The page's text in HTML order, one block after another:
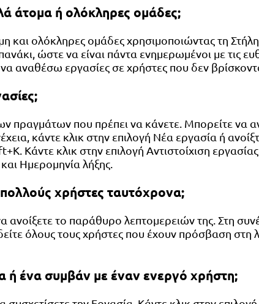
άτομα ή ολόκληρες ομάδες;
ολόκληρες ομάδες χρησιμοποιώντας τη
ώστε να είναι πάντα ενημερωμένοι με τις
αναθέσω εργασίες σε χρήστες που δεν
πραγμάτων που πρέπει να κάνετε. Μπορείτε να
κάντε κλικ στην επιλογή Νέα εργασία ή
Κάντε κλικ στην επιλογή Αντιστοίχιση
Ημερομηνία λήξης.
χρήστες ταυτόχρονα;
ανοίξετε το παράθυρο λεπτομερειών της. Στη
όλους τους χρήστες που έχουν πρόσβαση στη
ένα συμβάν με έναν ενεργό χρήστη;